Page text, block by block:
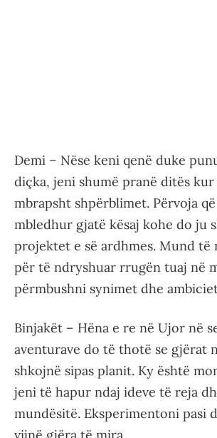
Demi – Nëse keni qenë duke
diçka, jeni shumë pranë ditës
mbrapsht shpërblimet. Përvoja
mbledhur gjatë kësaj kohe do ju
projektet e së ardhmes. Mund të
për të ndryshuar rrugën tuaj në
përmbushni synimet dhe
Binjakët – Hëna e re në Ujor në
aventurave do të thotë se gjërat
shkojnë sipas planit. Ky është
jeni të hapur ndaj ideve të reja
mundësitë. Eksperimentoni pasi